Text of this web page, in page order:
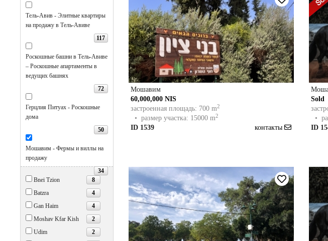
Тель-Авив - Элитные квартиры
на продажу в Тель-Авиве
117
Роскошные башни в Тель-Авиве
– Роскошные апартаменты в
ведущих башнях
72
Герцлия Питуах - Роскошные
дома
50
Мошавим - Фермы и виллы на
продажу
34
Bnei Tzion 8
Batzra 4
Gan Haim 4
Moshav Kfar Kish 2
Udim 2
Мошавим
60,000,000 NIS
застроенная площадь: 700 m2
• размер участка: 15000 m2
ID 1539 контакты
Sold
•
ID